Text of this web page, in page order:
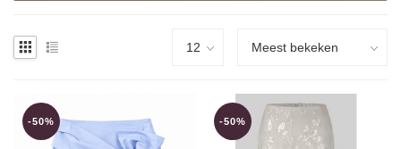
-50% -50%